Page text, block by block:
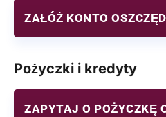
ZAŁÓŻ KONTO
Pożyczki i kredyty
ZAPYTAJ O POŻYCZKĘ